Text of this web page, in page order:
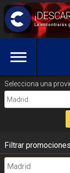
La encontrarás
Selecciona una
Madrid
Filtrar
Madrid